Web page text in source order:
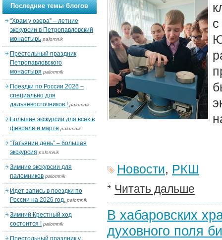
Новости, РКШ
Читать дальше
В хабаровских
духовного поля
Последние темы блогов
“Храм у озера” – летние
экскурсии в Петропавловский
монастырь palomnik
Престольный праздник
Петропавловского
монастыря palomnik
Поездки по России 2026 –
специально для
дальневосточников ! palomnik
Большие экскурсии для всех в
феврале и марте palomnik
“Татьянин день” – большая
экскурсия palomnik
Зимние экскурсии для
паломников palomnik
Идет запись в поездки по
России на 2026 год. palomnik
Зимний Крестный ход
состоится ! palomnik
Престольный праздник у